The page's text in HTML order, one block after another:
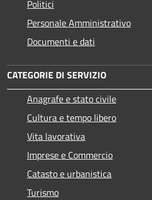
Politici
Personale Amministrativo
Documenti e dati
CATEGORIE DI SERVIZIO
Anagrafe e stato civile
Cultura e tempo libero
Vita lavorativa
Imprese e Commercio
Catasto e urbanistica
Turismo